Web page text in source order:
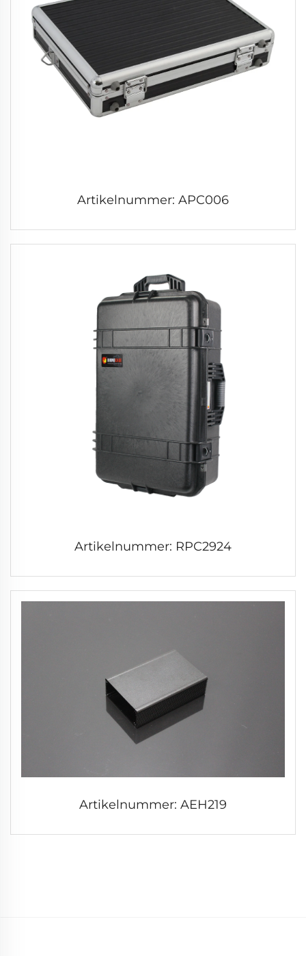
Artikelnummer: APC006
Artikelnummer: RPC2924
Artikelnummer: AEH219